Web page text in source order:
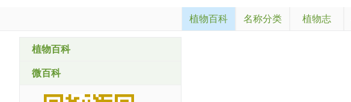
植物百科 名称分类 植物志
植物百科
微百科